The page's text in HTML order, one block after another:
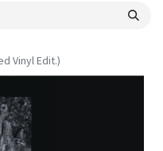
Vinyl Edit.)